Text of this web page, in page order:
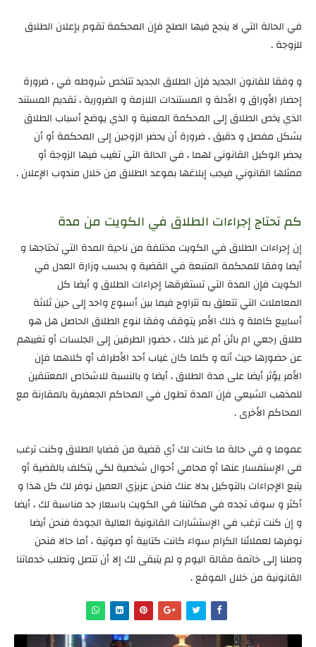
في الحالة التي لا ينجح فيها الصلح فإن المحكمة تقوم بإعلان الطلاق
للزوجة .
و وفقا للقانون الجديد فإن الطلاق الجديد تتلخص شروطه في ، ضرورة
إحضار الأوراق و الأدلة و المستندات اللازمة و الضرورية ، تقديم المستند
الذي يخص الطلاق إلى المحكمة المعنية و الذي يوضح أسباب الطلاق
بشكل مفصل و دقيق ، ضرورة أن يحضر الزوجين إلى المحكمة أو أن
يحضر الوكيل القانوني لهما ، في الحالة التي تغيب فيها الزوجة أو
ممثلها القانوني فيجب إبلاغها بموعد الطلاق من خلال مندوب الإعلان .
كم تحتاج إجراءات الطلاق في الكويت من مدة
إن إجراءات الطلاق في الكويت مختلفة من ناحية المدة التي تحتاجها و
أيضا وفقا للمحكمة المتبعة في القضية و بحسب وزارة العدل في
الكويت فإن المدة التي تستغرقها إجراءات الطلاق و أيضا كل
المعاملات التي تتعلق به تتراوح فيما بين أسبوع واحد إلى حين ثلاثة
أسابيع كاملة و ذلك الأمر يتوقف وفقا لنوع الطلاق الحاصل هل هو
طلاق رجعي ام بائن أم غير ذلك ، حضور الطرفين إلى الجلسات أو تغيبهم
عن حضورها حيث أنه و كلما كان غياب أحد الأطراف أو كلاهما فإن
الأمر يؤثر أيضا على مدة الطلاق ، أيضا و بالنسبة للاشخاص المعتنقين
للمذهب الشيعي فإن المدة تطول في المحاكم الجعفرية بالمقارنة مع
المحاكم الأخرى .
عموما و في حالة ما كانت لك أي قضية من قضايا الطلاق وكنت ترغب
في الإستفسار عنها أو محامي أحوال شخصية لكي يتكلف بالقضية أو
يتبع الإجراءات بالتوكيل بدلا عنك فنحن عزيزي العميل نوفر لك كل هذا و
أكثر و سوف تجده في مكاتبنا في الكويت باسعار جد مناسبة لك ، أيضا
و إن كنت ترغب في الإستشارات القانونية العالية الجودة فنحن أيضا
نوفرها لعملائنا الكرام سواء كانت كتابية أو صوتية ، أما حالا فنحن
وصلنا إلى خاتمة مقالة اليوم و لم يتبقى لك إلا أن تتصل وتطلب خدماتنا
القانونية من خلال الموقع .